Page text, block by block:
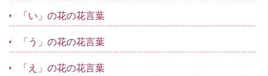
「い」の花の花言葉
「う」の花の花言葉
「え」の花の花言葉